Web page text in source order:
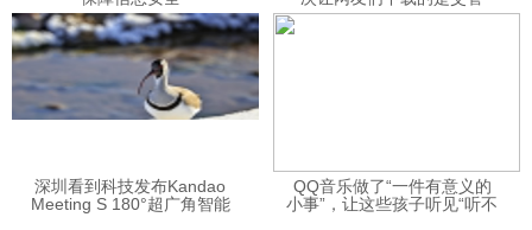
12123APP
深圳看到科技发布Kandao
Meeting S 180°超广角智能
QQ音乐做了“一件有意义的
小事”，让这些孩子听见“听不